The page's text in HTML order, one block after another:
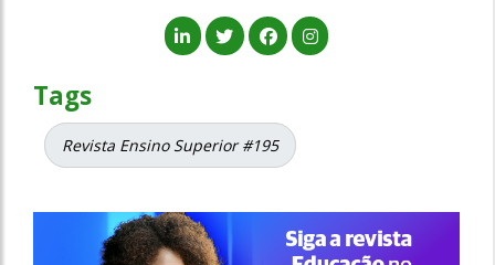
Tags
Revista Ensino Superior #195